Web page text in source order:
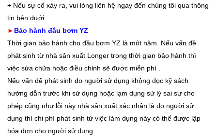
+ Nếu sự cố xảy ra, vui lòng liên hệ ngay đến chúng tôi qua thông
tin bên dưới
► Bảo hành đầu bơm YZ
Thời gian bảo hành cho đầu bơm YZ là một năm. Nếu vấn đề
phát sinh từ nhà sản xuất Longer trong thời gian bảo hành thì
việc sửa chữa hoặc điều chỉnh sẽ được miễn phí .
Nếu vấn để phát sinh do người sử dụng không đọc kỹ sách
hướng dẫn trước khi sử dụng hoặc lạm dụng sử lý sai sự cho
phép cũng như lỗi này nhà sản xuất xác nhận là do người sử
dụng thì chi phí phát sinh từ việc làm dụng này có thể được lập
hóa đơn cho người sử dụng.